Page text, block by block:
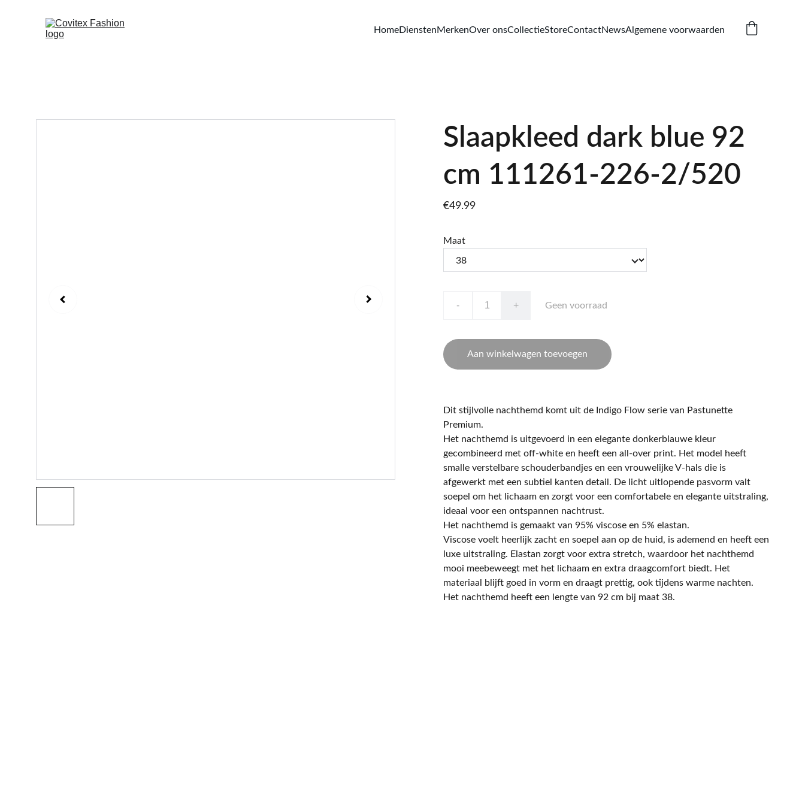
HomeDienstenMerkenOver onsCollectieStoreContactNewsAlgemene voorwaarden
Slaapkleed dark blue 92
cm 111261-226-2/520
€49.99
Maat
- + Geen voorraad
Aan winkelwagen toevoegen
Dit stijlvolle nachthemd komt uit de Indigo Flow serie van Pastunette
Premium.
Het nachthemd is uitgevoerd in een elegante donkerblauwe kleur
gecombineerd met off-white en heeft een all-over print. Het model heeft
smalle verstelbare schouderbandjes en een vrouwelijke V-hals die is
afgewerkt met een subtiel kanten detail. De licht uitlopende pasvorm valt
soepel om het lichaam en zorgt voor een comfortabele en elegante uitstraling,
ideaal voor een ontspannen nachtrust.
Het nachthemd is gemaakt van 95% viscose en 5% elastan.
Viscose voelt heerlijk zacht en soepel aan op de huid, is ademend en heeft een
luxe uitstraling. Elastan zorgt voor extra stretch, waardoor het nachthemd
mooi meebeweegt met het lichaam en extra draagcomfort biedt. Het
materiaal blijft goed in vorm en draagt prettig, ook tijdens warme nachten.
Het nachthemd heeft een lengte van 92 cm bij maat 38.